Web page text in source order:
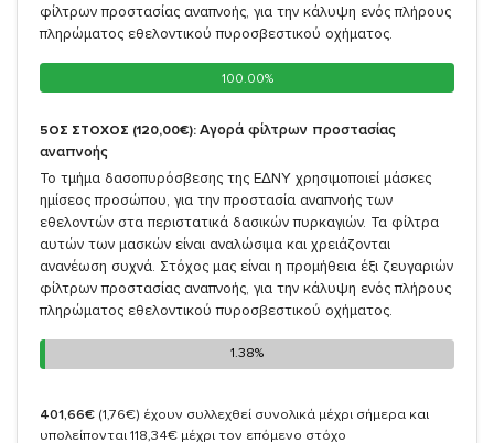
φίλτρων προστασίας αναπνοής, για την κάλυψη ενός πλήρους
πληρώματος εθελοντικού πυροσβεστικού οχήματος.
100.00%
100.00%
5ΟΣ ΣΤΟΧΟΣ (120,00€): Αγορά φίλτρων προστασίας
αναπνοής
Το τμήμα δασοπυρόσβεσης της ΕΔΝΥ χρησιμοποιεί μάσκες
ημίσεος προσώπου, για την προστασία αναπνοής των
εθελοντών στα περιστατικά δασικών πυρκαγιών. Τα φίλτρα
αυτών των μασκών είναι αναλώσιμα και χρειάζονται
ανανέωση συχνά. Στόχος μας είναι η προμήθεια έξι ζευγαριών
φίλτρων προστασίας αναπνοής, για την κάλυψη ενός πλήρους
πληρώματος εθελοντικού πυροσβεστικού οχήματος.
1.38%
1.38%
401,66€ (1,76€) έχουν συλλεχθεί συνολικά μέχρι σήμερα και
υπολείπονται 118,34€ μέχρι τον επόμενο στόχο